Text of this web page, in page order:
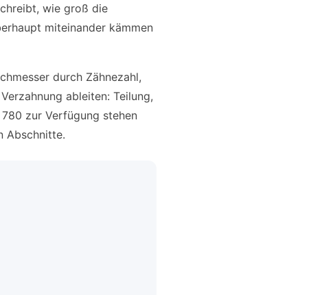
wie groß die
miteinander kämmen
durch Zähnezahl,
ableiten: Teilung,
zur Verfügung stehen
Abschnitte.